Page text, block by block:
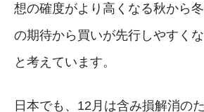
想の確度がより高くなる秋から
の期待から買いが先行しやすく
と考えています。
日本でも、12月は含み損解消の